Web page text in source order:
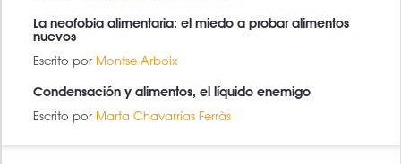
La neofobia alimentaria: el miedo a probar alimentos
nuevos
Escrito por Montse Arboix
Condensación y alimentos, el líquido enemigo
Escrito por Marta Chavarrías Ferràs